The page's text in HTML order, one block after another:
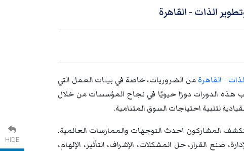
الذات - القاهرة
- القاهرة من الضروريات، خاصة في بيئات العمل التي
هذه الدورات دورًا حيويًا في نجاح المؤسسات من خلال
لتلبية احتياجات السوق المتنامية.
المشاركون أحدث التوجهات والممارسات العالمية.
صنع القرار، حل المشكلات، الإشراف، التأثير، الإلهام،
HIDE